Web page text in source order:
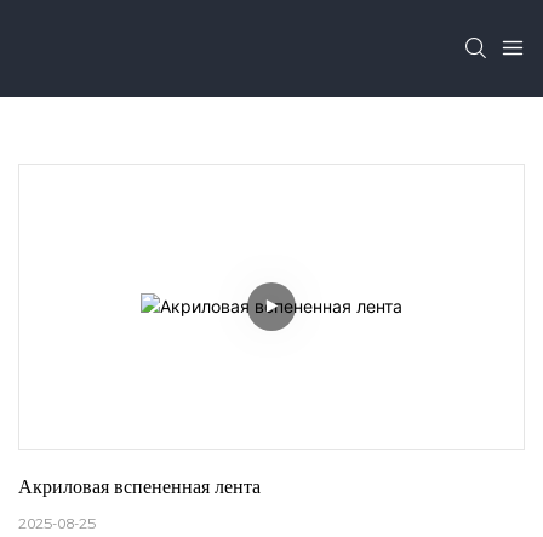
Акриловая вспененная лента
2025-08-25